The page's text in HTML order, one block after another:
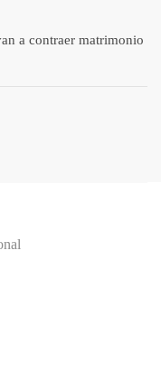
a contraer matrimonio